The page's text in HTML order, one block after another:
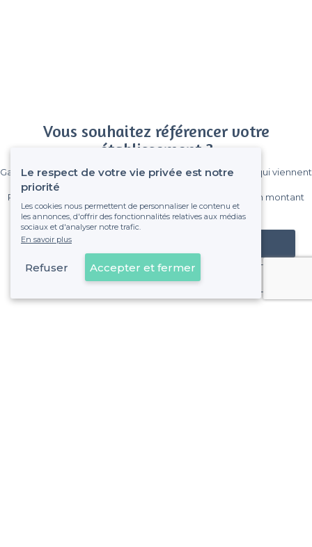
Vous souhaitez référencer votre
établissement ?
Gagnez de nombreux clients parmi le million de visiteurs qui viennent
Pas de commissions et sans engagement, vous payez un montant
fixe sans risque de voir déraper la facture.
Référencer mon établissement
Déjà client
Le respect de votre vie privée est notre
priorité
Les cookies nous permettent de personnaliser le contenu et
les annonces, d'offrir des fonctionnalités relatives aux médias
sociaux et d'analyser notre trafic.
En savoir plus
Refuser Accepter et fermer